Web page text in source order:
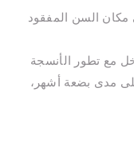
السن المفقود
مع تطور الأنسجة
مدى بضعة أشهر،